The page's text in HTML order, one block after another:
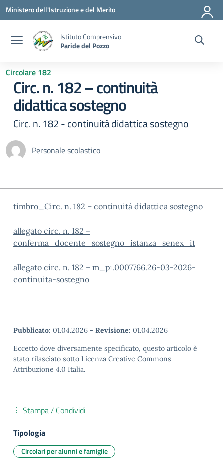
Vai ai contenuti
Vai al menu di navigazione
Vai al footer
Ministero dell'Istruzione e del Merito
Istituto Comprensivo
Paride del Pozzo
Circolare 182
Circ. n. 182 – continuità
didattica sostegno
Circ. n. 182 - continuità didattica sostegno
Personale scolastico
timbro_Circ. n. 182 – continuità didattica sostegno
allegato circ. n. 182 –
conferma_docente_sostegno_istanza_senex_it
allegato circ. n. 182 – m_pi.0007766.26-03-2026-
continuita-sostegno
Pubblicato: 01.04.2026 - Revisione: 01.04.2026
Eccetto dove diversamente specificato, questo articolo è
stato rilasciato sotto Licenza Creative Commons
Attribuzione 4.0 Italia.
Stampa / Condividi
Tipologia
Circolari per alunni e famiglie